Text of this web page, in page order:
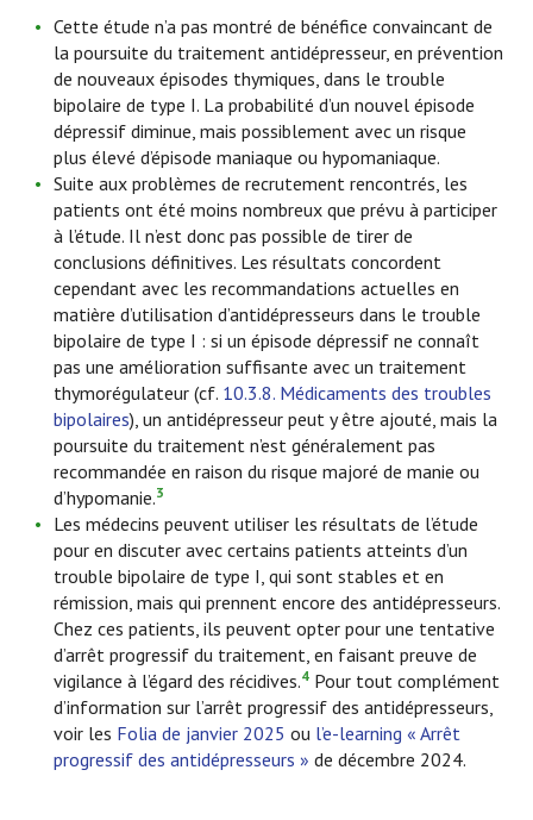
Cette étude n’a pas montré de bénéfice convaincant de
la poursuite du traitement antidépresseur, en prévention
de nouveaux épisodes thymiques, dans le trouble
bipolaire de type I. La probabilité d’un nouvel épisode
dépressif diminue, mais possiblement avec un risque
plus élevé d’épisode maniaque ou hypomaniaque.
Suite aux problèmes de recrutement rencontrés, les
patients ont été moins nombreux que prévu à participer
à l’étude. Il n’est donc pas possible de tirer de
conclusions définitives. Les résultats concordent
cependant avec les recommandations actuelles en
matière d’utilisation d’antidépresseurs dans le trouble
bipolaire de type I : si un épisode dépressif ne connaît
pas une amélioration suffisante avec un traitement
thymorégulateur (cf. 10.3.8. Médicaments des troubles
bipolaires), un antidépresseur peut y être ajouté, mais la
poursuite du traitement n’est généralement pas
recommandée en raison du risque majoré de manie ou
d’hypomanie.3
Les médecins peuvent utiliser les résultats de l’étude
pour en discuter avec certains patients atteints d’un
trouble bipolaire de type I, qui sont stables et en
rémission, mais qui prennent encore des antidépresseurs.
Chez ces patients, ils peuvent opter pour une tentative
d’arrêt progressif du traitement, en faisant preuve de
vigilance à l’égard des récidives.4 Pour tout complément
d’information sur l’arrêt progressif des antidépresseurs,
voir les Folia de janvier 2025 ou l’e-learning « Arrêt
progressif des antidépresseurs » de décembre 2024.